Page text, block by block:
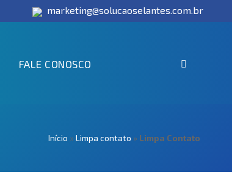
marketing@solucaoselantes.com.br
FALE CONOSCO
Início »Limpa contato » Limpa Contato